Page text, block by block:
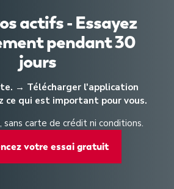
actifs - Essayez
pendant 30
jours
→ Télécharger l'application
ce qui est important pour vous.
sans carte de crédit ni conditions.
votre essai gratuit